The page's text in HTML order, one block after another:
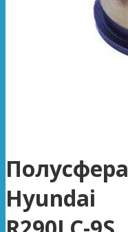
Полусфера
Hyundai